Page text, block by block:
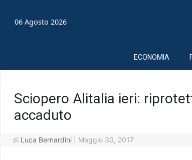
06 Agosto 2026
ECONOMIA
Sciopero Alitalia ieri:
accaduto
di Luca Bernardini Maggio 30, 2017